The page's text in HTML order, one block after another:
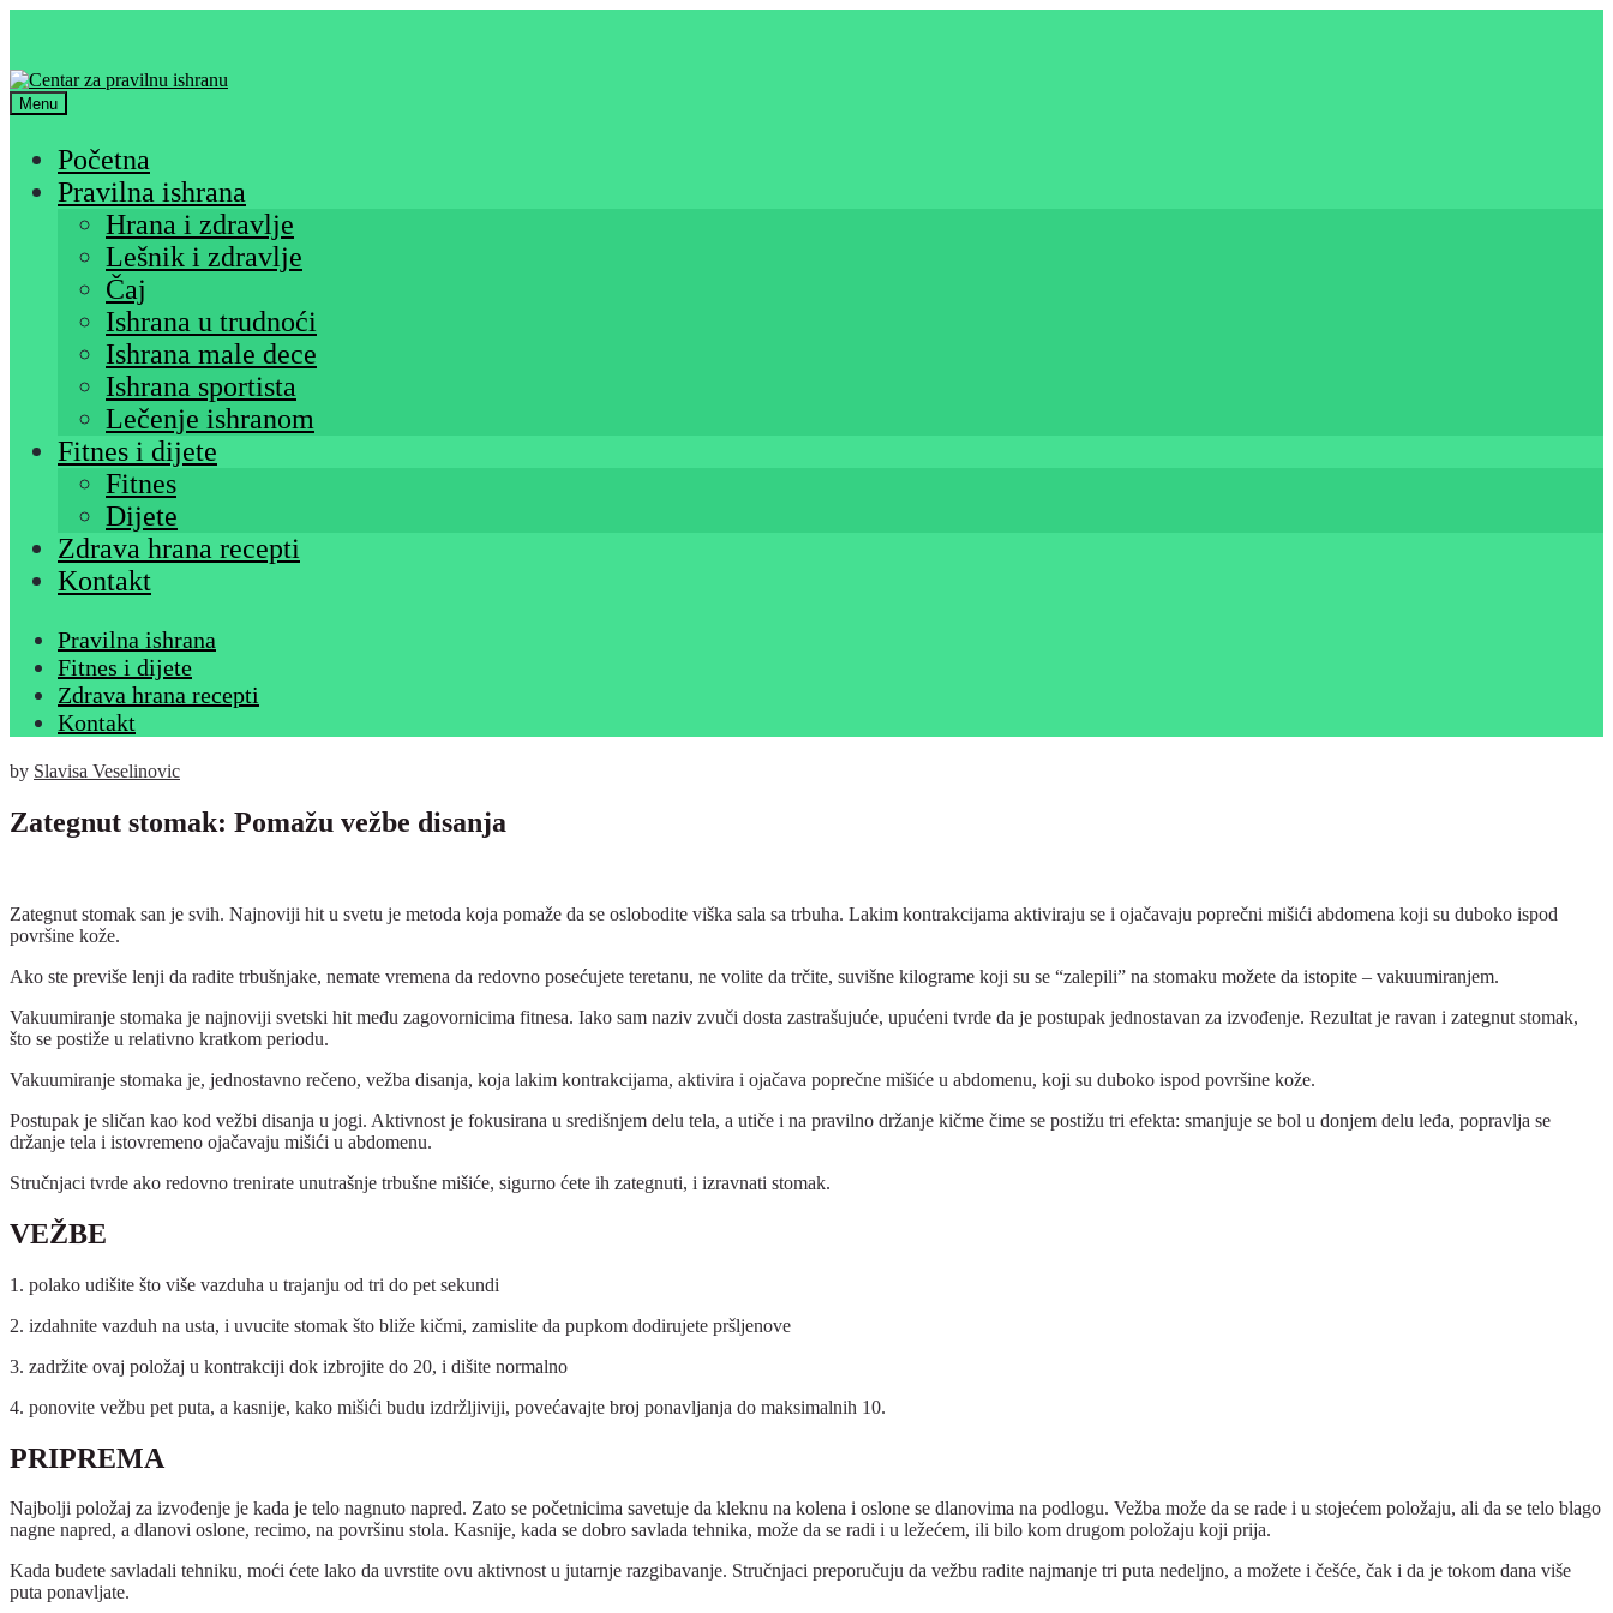
Menu
Početna
Pravilna ishrana
Hrana i zdravlje
Lešnik i zdravlje
Čaj
Ishrana u trudnoći
Ishrana male dece
Ishrana sportista
Lečenje ishranom
Fitnes i dijete
Fitnes
Dijete
Zdrava hrana recepti
Kontakt
Pravilna ishrana
Fitnes i dijete
Zdrava hrana recepti
Kontakt
by Slavisa Veselinovic
Zategnut stomak: Pomažu vežbe disanja
Zategnut stomak san je svih. Najnoviji hit u svetu je metoda koja pomaže da se oslobodite viška sala sa trbuha. Lakim kontrakcijama aktiviraju se i ojačavaju poprečni mišići abdomena koji su duboko ispod
površine kože.
Ako ste previše lenji da radite trbušnjake, nemate vremena da redovno posećujete teretanu, ne volite da trčite, suvišne kilograme koji su se “zalepili” na stomaku možete da istopite – vakuumiranjem.
Vakuumiranje stomaka je najnoviji svetski hit među zagovornicima fitnesa. Iako sam naziv zvuči dosta zastrašujuće, upućeni tvrde da je postupak jednostavan za izvođenje. Rezultat je ravan i zategnut stomak,
što se postiže u relativno kratkom periodu.
Vakuumiranje stomaka je, jednostavno rečeno, vežba disanja, koja lakim kontrakcijama, aktivira i ojačava poprečne mišiće u abdomenu, koji su duboko ispod površine kože.
Postupak je sličan kao kod vežbi disanja u jogi. Aktivnost je fokusirana u središnjem delu tela, a utiče i na pravilno držanje kičme čime se postižu tri efekta: smanjuje se bol u donjem delu leđa, popravlja se
držanje tela i istovremeno ojačavaju mišići u abdomenu.
Stručnjaci tvrde ako redovno trenirate unutrašnje trbušne mišiće, sigurno ćete ih zategnuti, i izravnati stomak.
VEŽBE
1. polako udišite što više vazduha u trajanju od tri do pet sekundi
2. izdahnite vazduh na usta, i uvucite stomak što bliže kičmi, zamislite da pupkom dodirujete pršljenove
3. zadržite ovaj položaj u kontrakciji dok izbrojite do 20, i dišite normalno
4. ponovite vežbu pet puta, a kasnije, kako mišići budu izdržljiviji, povećavajte broj ponavljanja do maksimalnih 10.
PRIPREMA
Najbolji položaj za izvođenje je kada je telo nagnuto napred. Zato se početnicima savetuje da kleknu na kolena i oslone se dlanovima na podlogu. Vežba može da se rade i u stojećem položaju, ali da se telo blago
nagne napred, a dlanovi oslone, recimo, na površinu stola. Kasnije, kada se dobro savlada tehnika, može da se radi i u ležećem, ili bilo kom drugom položaju koji prija.
Kada budete savladali tehniku, moći ćete lako da uvrstite ovu aktivnost u jutarnje razgibavanje. Stručnjaci preporučuju da vežbu radite najmanje tri puta nedeljno, a možete i češće, čak i da je tokom dana više
puta ponavljate.